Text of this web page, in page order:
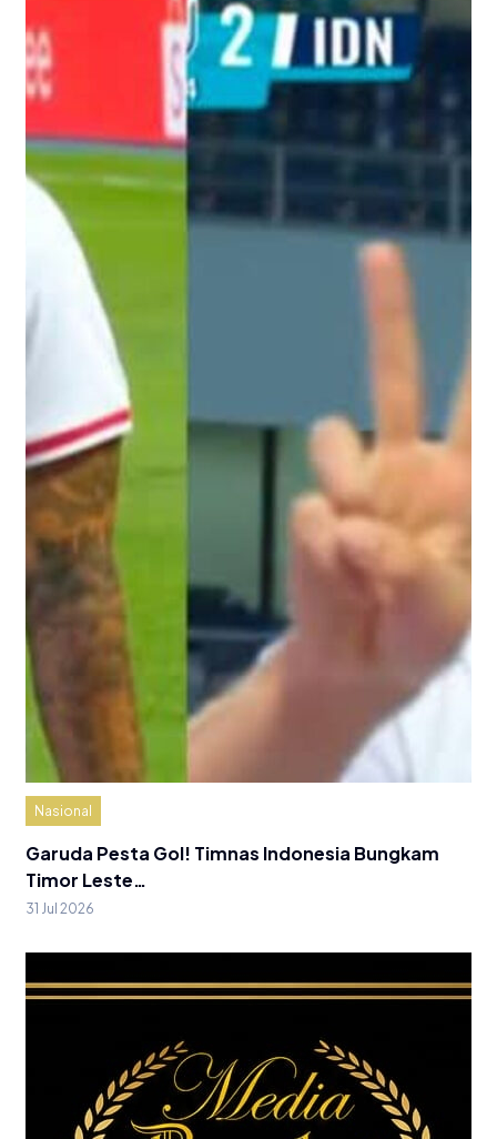
Nasional
Garuda Pesta Gol! Timnas Indonesia Bungkam
Timor Leste…
31 Jul 2026